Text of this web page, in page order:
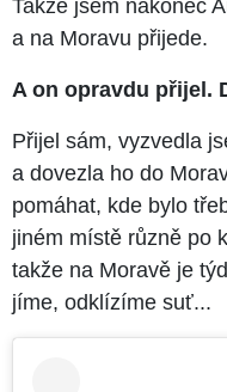
Takže jsem nakonec
a na Moravu přijede.
A on opravdu přijel.
Přijel sám, vyzvedla
a dovezla ho do
pomáhat, kde bylo
jiném místě různě po
takže na Moravě je
jíme, odklízíme suť...